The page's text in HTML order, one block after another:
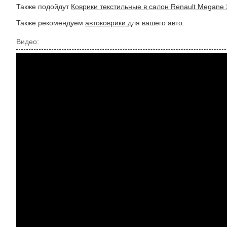
Также подойдут Коврики текстильные в салон Renault Megane
Также рекомендуем автоковрики для вашего авто.
Видео: